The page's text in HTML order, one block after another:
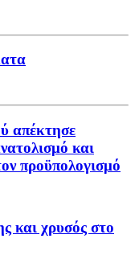
απέκτησε
και
προϋπολογισμό
και χρυσός στο